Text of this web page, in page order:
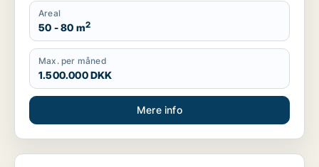
Areal
50 - 80 m2
Max. per måned
1.500.000 DKK
Mere info